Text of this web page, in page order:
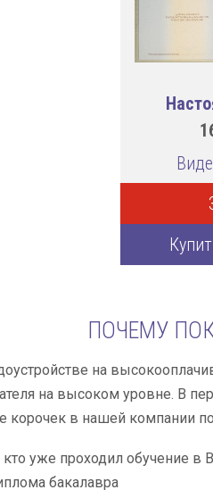
ПОЧЕМУ
на
на высоком уровне. В
корочек в нашей компании
уже проходил обучение в
бакалавра